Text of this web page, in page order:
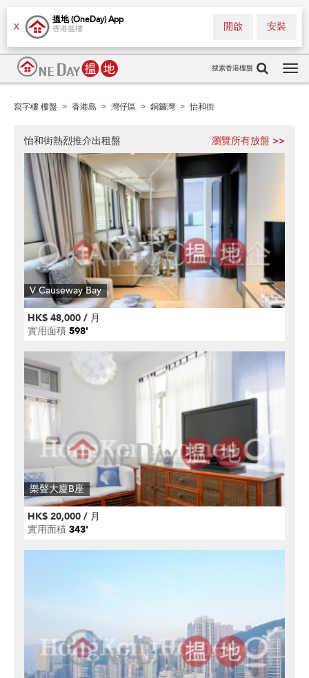
X
搵地 (OneDay) App
香港搵樓 安裝
開啟
搜索香港樓盤
寫字樓 樓盤 > 香港島 > 灣仔區 > 銅鑼灣 > 怡和街
怡和街熱烈推介出租盤 瀏覽所有放盤 >>
V Causeway Bay
HK$ 48,000 / 月
實用面積 598'
樂聲大廈B座
HK$ 20,000 / 月
實用面積 343'